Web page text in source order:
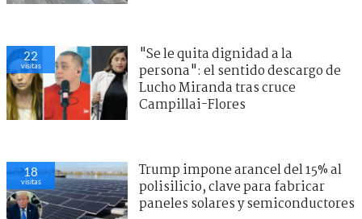
22
visitas
"Se le quita dignidad a la
persona": el sentido descargo de
Lucho Miranda tras cruce
Campillai-Flores
18
visitas
Trump impone arancel del 15% al
polisilicio, clave para fabricar
paneles solares y semiconductores